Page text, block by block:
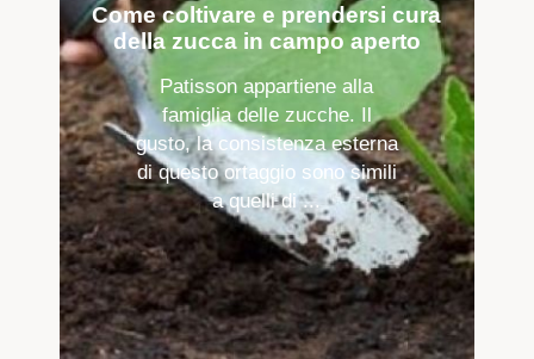
Come coltivare e prendersi cura
della zucca in campo aperto
Patisson appartiene alla
famiglia delle zucche. Il
gusto, la consistenza esterna
di questo ortaggio sono simili
a quelli di ...